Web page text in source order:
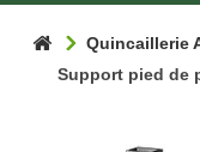
Quincaillerie
Support pied de